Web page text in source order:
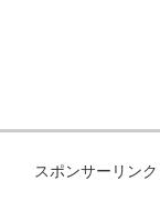
スポンサーリンク